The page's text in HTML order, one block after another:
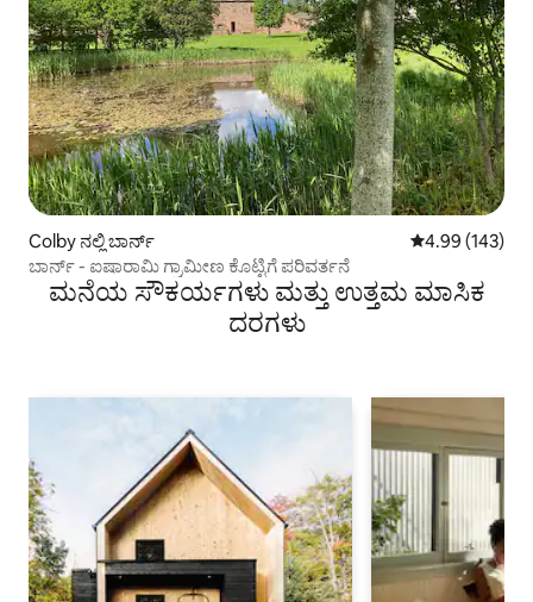
Colby ನಲ್ಲಿ ಬಾರ್ನ್ 5 ರಲ್ಲಿ 4.99
4.99 (143)
ಬಾರ್ನ್ - ಐಷಾರಾಮಿ ಗ್ರಾಮೀಣ ಕೊಟ್ಟಿಗೆ ಪರಿವರ್ತನೆ
ಮನೆಯ ಸೌಕರ್ಯಗಳು ಮತ್ತು ಉತ್ತಮ ಮಾಸಿಕ
ದರಗಳು